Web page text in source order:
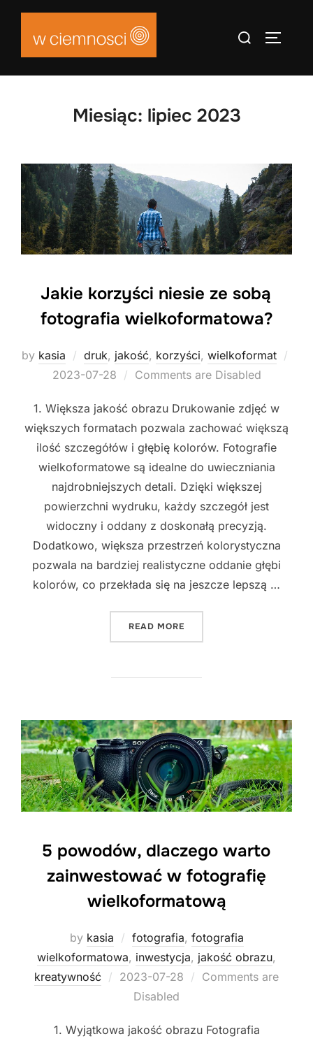
Skip
content
Search
Miesiąc: lipiec 2023
Jakie korzyści niesie ze sobą
fotografia wielkoformatowa?
by kasia druk, jakość, korzyści, wielkoformat
Posted
2023-07-28 Comments are Disabled
1. Większa jakość obrazu Drukowanie zdjęć w
większych formatach pozwala zachować większą
ilość szczegółów i głębię kolorów. Fotografie
wielkoformatowe są idealne do uwieczniania
najdrobniejszych detali. Dzięki większej
powierzchni wydruku, każdy szczegół jest
widoczny i oddany z doskonałą precyzją.
Dodatkowo, większa przestrzeń kolorystyczna
pozwala na bardziej realistyczne oddanie głębi
kolorów, co przekłada się na jeszcze lepszą …
READ MORE
5 powodów, dlaczego warto
zainwestować w fotografię
wielkoformatową
by kasia fotografia, fotografia
wielkoformatowa, inwestycja, jakość obrazu,
kreatywność
Posted
2023-07-28
Comments are
Disabled
1. Wyjątkowa jakość obrazu Fotografia